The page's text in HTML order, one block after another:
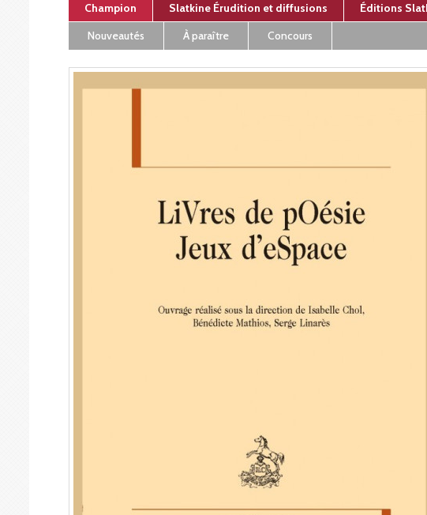
Champion Slatkine Érudition et diffusions Éditions
Nouveautés
À paraître Concours